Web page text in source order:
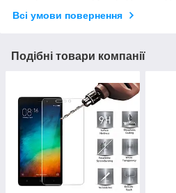
Всі умови повернення
Подібні товари компанії